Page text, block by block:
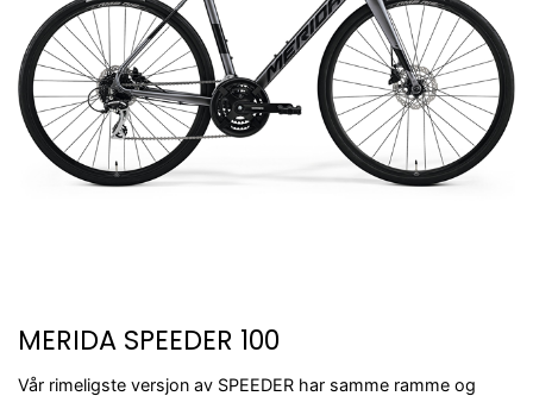
MERIDA SPEEDER 100
Vår rimeligste versjon av SPEEDER har samme ramme og